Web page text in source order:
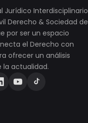
Jurídico Interdisciplinario
Derecho & Sociedad de
por ser un espacio
el Derecho con
ofrecer un análisis
actualidad.